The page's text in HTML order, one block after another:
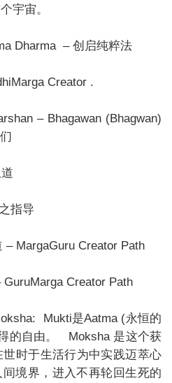
宇宙。
Dharma – 创启纯粹法
Creator .
– Bhagawan (Bhagwan)
指导
MargaGuru Creator Path
Creator Path
Mukti是Aatma (永恒的
的自由。 Moksha 是这个获
时于生活行为中实践迈萃心
境界，进入不再轮回生死的